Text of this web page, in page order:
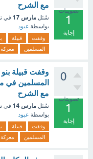
تصويتات
1
إجابة
مع الشرح
سُئل مارس 17 في
بواسطة عبود
وقفت قبيلة
المسلمين
معركة
0
تصويتات
1
إجابة
وقفت قبيلة
المسلمين في
مع الشرح
سُئل مارس 14 في
بواسطة عبود
وقفت قبيلة
المسلمين
معركة